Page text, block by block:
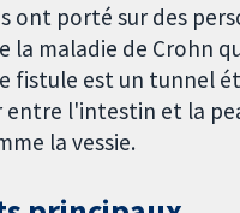
ont porté sur des
la maladie de Crohn
fistule est un tunnel
entre l'intestin et la
la vessie.